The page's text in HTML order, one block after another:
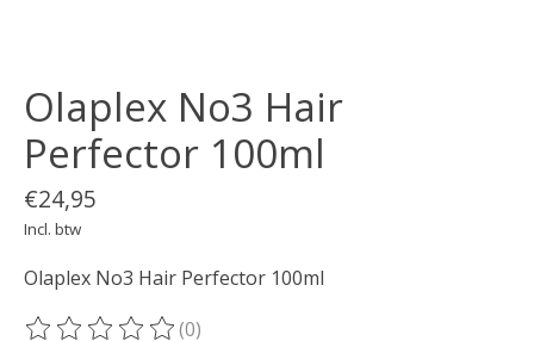
Olaplex No3 Hair
Perfector 100ml
€24,95
Incl. btw
Olaplex No3 Hair Perfector 100ml
(0)